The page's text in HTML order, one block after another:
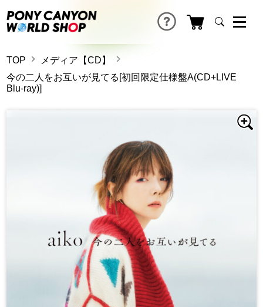
TOP
メディア【CD】
今の二人をお互いが見てる[初回限定仕様盤A(CD+LIVE
Blu-ray)]